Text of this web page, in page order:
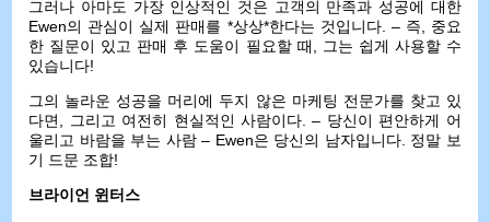
그러나 아마도 가장 인상적인 것은 고객의 만족과 성공에 대한
Ewen의 관심이 실제 판매를 *상상*한다는 것입니다. – 즉, 중요
한 질문이 있고 판매 후 도움이 필요할 때, 그는 쉽게 사용할 수
있습니다!
그의 놀라운 성공을 머리에 두지 않은 마케팅 전문가를 찾고 있
다면, 그리고 여전히 현실적인 사람이다. – 당신이 편안하게 어
울리고 바람을 부는 사람 – Ewen은 당신의 남자입니다. 정말 보
기 드문 조합!
브라이언 윈터스